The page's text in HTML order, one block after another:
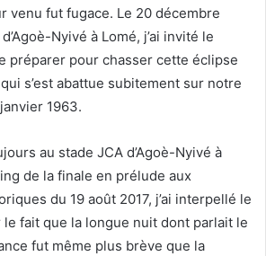
venu fut fugace. Le 20 décembre
Nyivé à Lomé, j’ai invité le
préparer pour chasser cette éclipse
s’est abattue subitement sur notre
1963.
au stade JCA d’Agoè-Nyivé à
de la finale en prélude aux
du 19 août 2017, j’ai interpellé le
fait que la longue nuit dont parlait le
fut même plus brève que la